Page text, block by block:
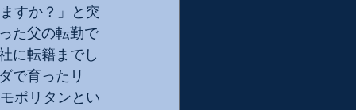
すか？」と突
た父の転勤で
に転籍までし
で育ったリ
ポリタンとい